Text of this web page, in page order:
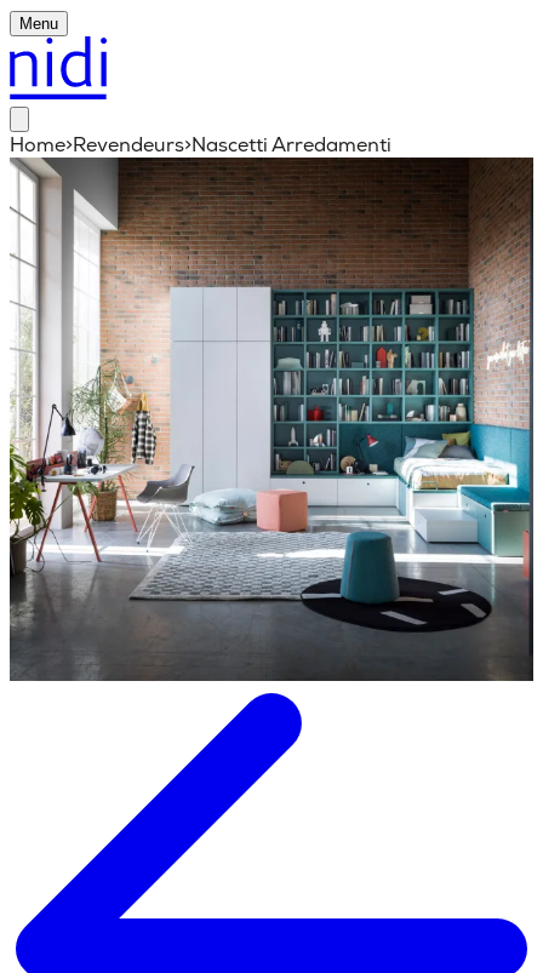
Menu
Home>Revendeurs>Nascetti Arredamenti